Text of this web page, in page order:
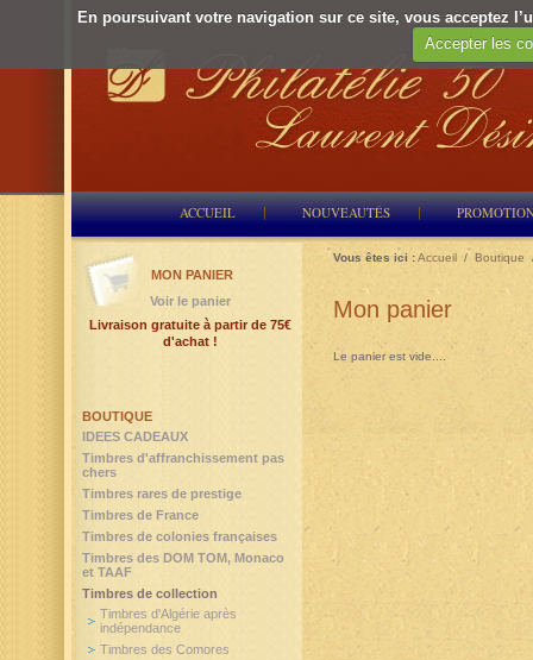
En poursuivant votre navigation sur ce site, vous acceptez
Accepter les
ACCUEIL NOUVEAUTÉS
Vous êtes ici :Accueil / Boutique
Mon panier
Le panier est vide....
BOUTIQUE
IDEES CADEAUX
Timbres d'affranchissement pas
chers
Timbres rares de prestige
Timbres de France
Timbres de colonies françaises
Timbres des DOM TOM, Monaco
et TAAF
Timbres de collection
Timbres d'Algérie après
indépendance
Timbres des Comores
MON PANIER
Voir le panier
Livraison gratuite à partir de 75€
d'achat !